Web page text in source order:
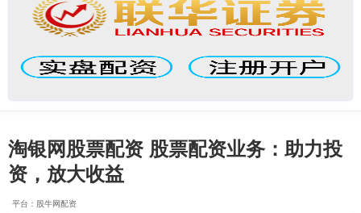
淘银网股票配资 股票配资业务：助力投
资，放大收益
平台：股牛网配资